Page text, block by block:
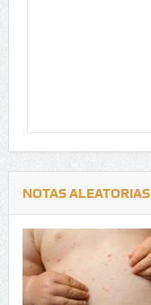
NOTAS ALEATORIAS